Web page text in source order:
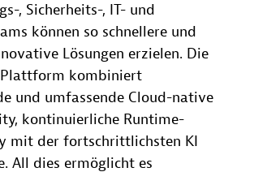
, Sicherheits-, IT- und
können so schnellere und
Lösungen erzielen. Die
kombiniert
und umfassende Cloud-native
kontinuierliche Runtime-
mit der fortschrittlichsten KI
All dies ermöglicht es